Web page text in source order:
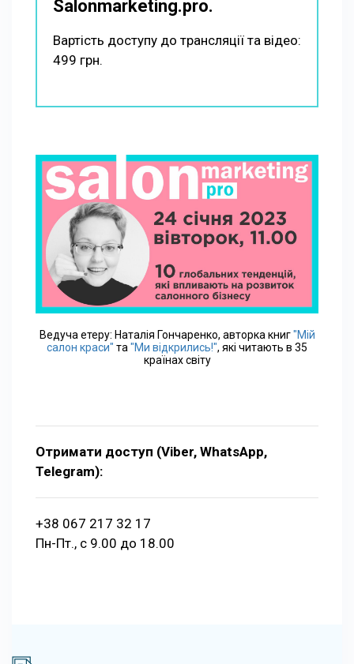
Salonmarketing.pro.
Вартість доступу до трансляції та відео:
499 грн.
Ведуча етеру: Наталія Гончаренко, авторка книг"Мій
салон краси" та "Ми відкрились!", які читають в 35
країнах світу
Отримати доступ (Viber, WhatsApp,
Telegram):
+38 067 217 32 17
Пн-Пт., с 9.00 до 18.00